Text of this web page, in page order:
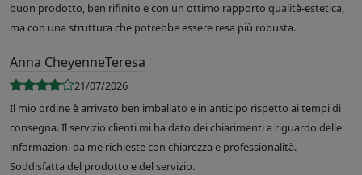
buon prodotto, ben rifinito e con un ottimo rapporto qualità-estetica,
ma con una struttura che potrebbe essere resa più robusta.
Anna CheyenneTeresa
21/07/2026
Il mio ordine è arrivato ben imballato e in anticipo rispetto ai tempi di
consegna. Il servizio clienti mi ha dato dei chiarimenti a riguardo delle
informazioni da me richieste con chiarezza e professionalità.
Soddisfatta del prodotto e del servizio.